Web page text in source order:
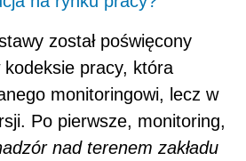
został poświęcony
pracy, która
monitoringowi, lecz w
Po pierwsze, monitoring,
nad terenem zakładu